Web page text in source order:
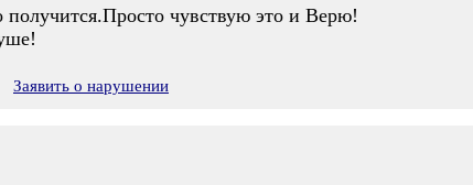
чувствую это и Верю!
Заявить о нарушении